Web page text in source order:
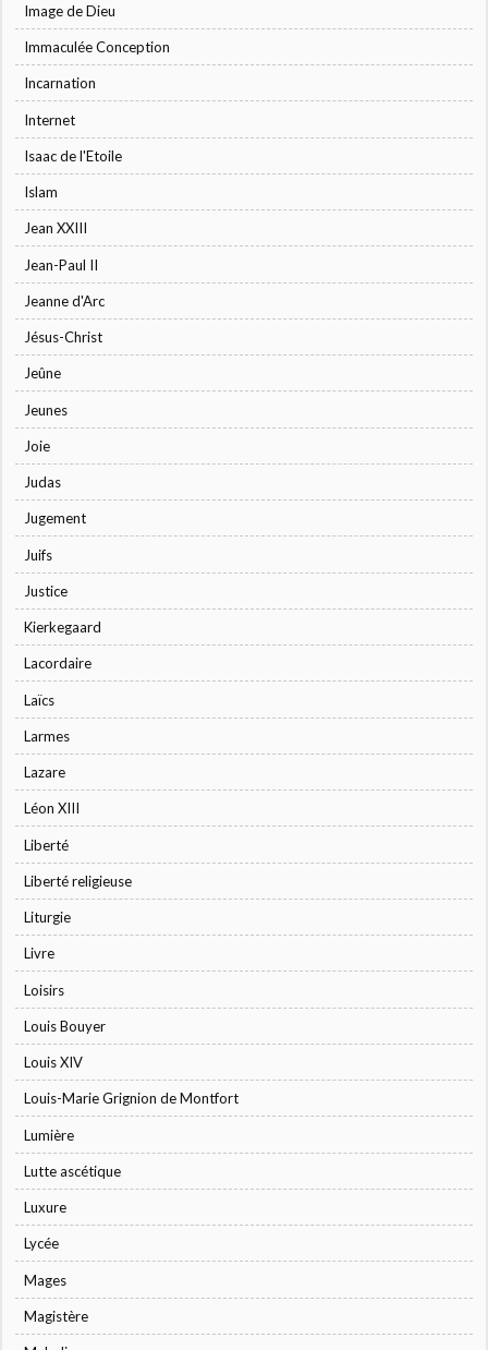
Image de Dieu
Immaculée Conception
Incarnation
Internet
Isaac de l'Etoile
Islam
Jean XXIII
Jean-Paul II
Jeanne d'Arc
Jésus-Christ
Jeûne
Jeunes
Joie
Judas
Jugement
Juifs
Justice
Kierkegaard
Lacordaire
Laïcs
Larmes
Lazare
Léon XIII
Liberté
Liberté religieuse
Liturgie
Livre
Loisirs
Louis Bouyer
Louis XIV
Louis-Marie Grignion de Montfort
Lumière
Lutte ascétique
Luxure
Lycée
Mages
Magistère